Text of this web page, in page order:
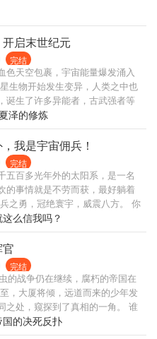
疯狂的囤积物资！ 缺少物资？
商场价值百亿的仓库！ 住的不舒
比末日堡垒的超级安全屋！ 末日
为了一口吃的可以舍弃一切。
前还要自在。 白莲花：张奕，
房子，我就答应做你女朋友。 富
用我所有的钱，换你们家的一顿
奕，你应该和我们一起分享物
！ …… 看着这些前世背叛过自己
：你们死不死的跟我有什么关系
不给你们！
启末世纪元
完结
色天空包裹，宇宙能量爆发涌入
生物开始发生变异，人类之中也
诞生了许多异能者，古武强者等
时间线，人类也因此会出现无数
入高武进化的黄金时代。 但因为
上一世夏泽在血色天空下成为了
却因为天真选择相信人类，却
沦为了被圈养的实验品，在经历
亡！ 这一世夏泽重生归来，再次
了最强丧尸系统，进化成了丧尸
出了獠牙！ 当占领整个蓝星，看
成的尸潮后，夏泽抬头看向浩
把全宇宙万族都变成丧尸，应该
泽的修炼
我是宇宙佣兵！
完结
五百多光年外的太阳系，是一名
的事情就是不劳而获，最好躺着
之勇，冠绝寰宇，威震八方。 你
不敢做的佣兵敢做、你不敢得
不敢收的账佣兵敢收、你不敢砍
的仗佣兵敢打、你不敢冲的要
攻的防线佣兵敢攻、你不敢毁
们的口号是：只要钱到位，文
瞧。 我们是宇宙屠夫、我们是追
是活跃在宇宙中的追光者。 生命
我们是文明的第一道防线，我们
线。 我叫凌霄，是个佣兵，很
么信我吗？
完结
的战争仍在继续，腐朽的帝国在
，大厦将倾，远道而来的少年发
之处，窥探到了真相的一角。 谁
？ （机甲，异能，魔女，穿越
不无脑，介意者慎入）
的决死反扑